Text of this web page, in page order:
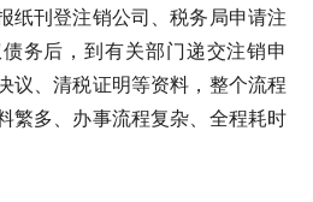
纸刊登注销公司、税务局申请注
务后，到有关部门递交注销申
议、清税证明等资料，整个流程
繁多、办事流程复杂、全程耗时